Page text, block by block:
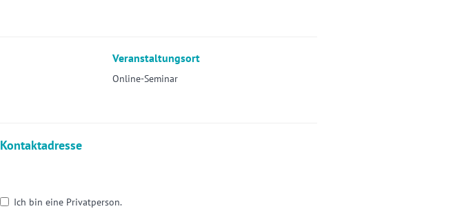
Veranstaltungsort
Online-Seminar
Kontaktadresse
Ich bin eine Privatperson.